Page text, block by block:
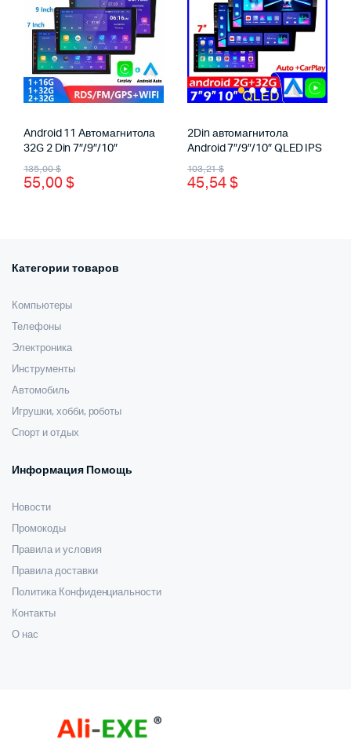
Android 11 Автомагнитола
32G 2 Din 7″/9″/10″
135,00$
Первоначальная
цена
55,00$
Текущая
цена:
2Din автомагнитола
Android 7″/9″/10″ QLED IPS
103,21$
Первоначальная
цена
45,54$
Текущая
цена:
Категории товаров
Компьютеры
Телефоны
Электроника
Инструменты
Автомобиль
Игрушки, хобби, роботы
Спорт и отдых
Информация Помощь
Новости
Промокоды
Правила и условия
Правила доставки
Политика Конфиденциальности
Контакты
О нас